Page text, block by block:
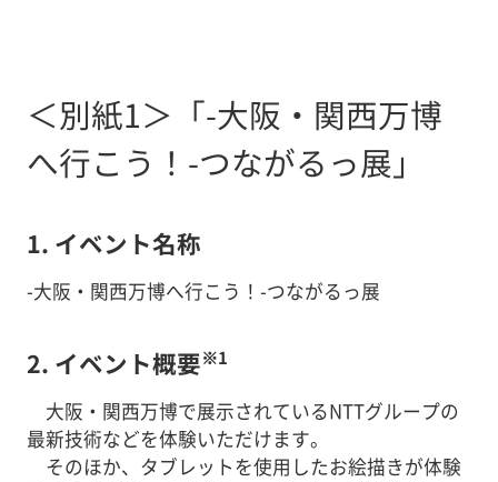
＜別紙1＞「-大阪・関西万博
へ行こう！-つながるっ展」
1. イベント名称
-大阪・関西万博へ行こう！-つながるっ展
2. イベント概要※1
大阪・関西万博で展示されているNTTグループの
最新技術などを体験いただけます。
そのほか、タブレットを使用したお絵描きが体験